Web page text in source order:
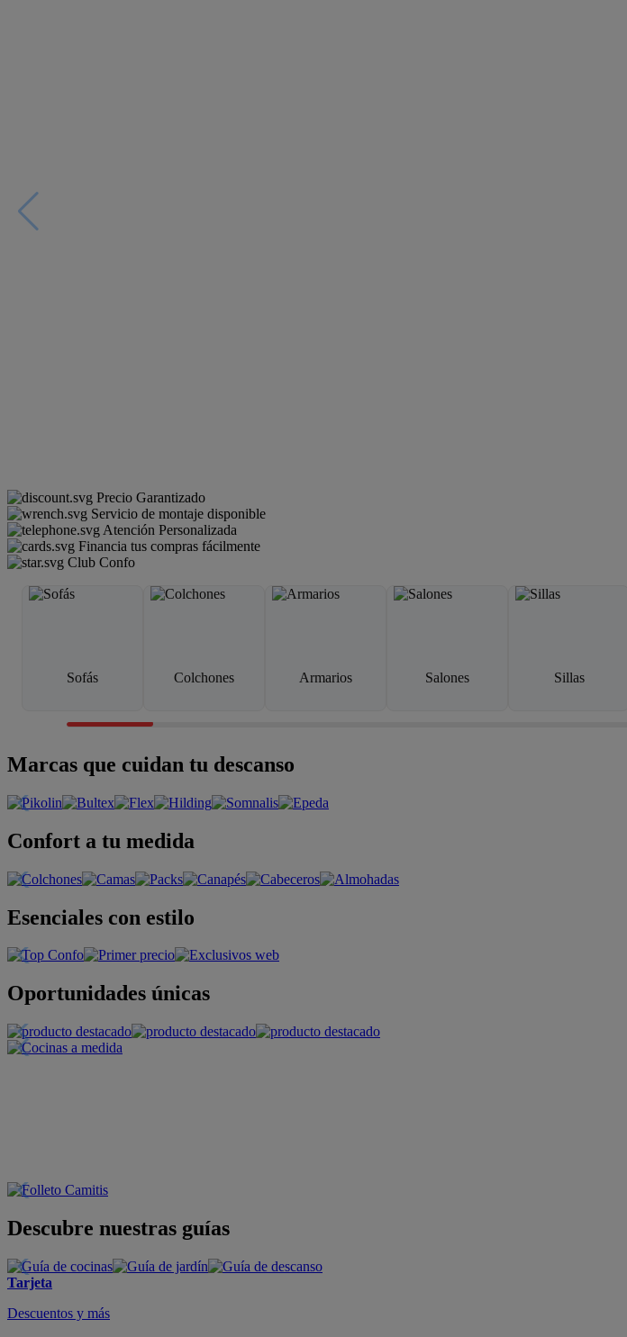
Precio Garantizado
Servicio de montaje disponible
Atención Personalizada
Financia tus compras fácilmente
Club Confo
Sofás Colchones Armarios Salones Sillas
Marcas que cuidan tu descanso
Confort a tu medida
Esenciales con estilo
Oportunidades únicas
Descubre nuestras guías
Tarjeta
Descuentos y más